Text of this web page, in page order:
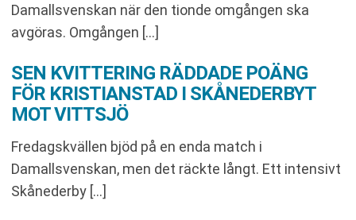
Damallsvenskan när den tionde omgången ska
avgöras. Omgången […]
SEN KVITTERING RÄDDADE POÄNG
FÖR KRISTIANSTAD I SKÅNEDERBYT
MOT VITTSJÖ
Fredagskvällen bjöd på en enda match i
Damallsvenskan, men det räckte långt. Ett intensivt
Skånederby […]